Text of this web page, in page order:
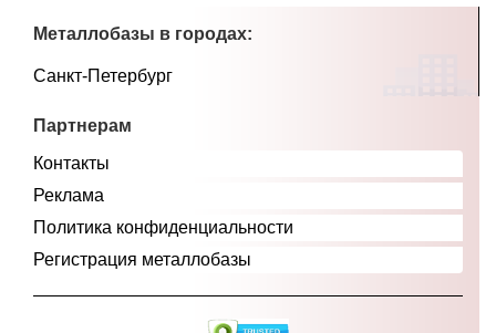
Металлобазы в городах:
Санкт-Петербург
Партнерам
Контакты
Реклама
Политика конфиденциальности
Регистрация металлобазы